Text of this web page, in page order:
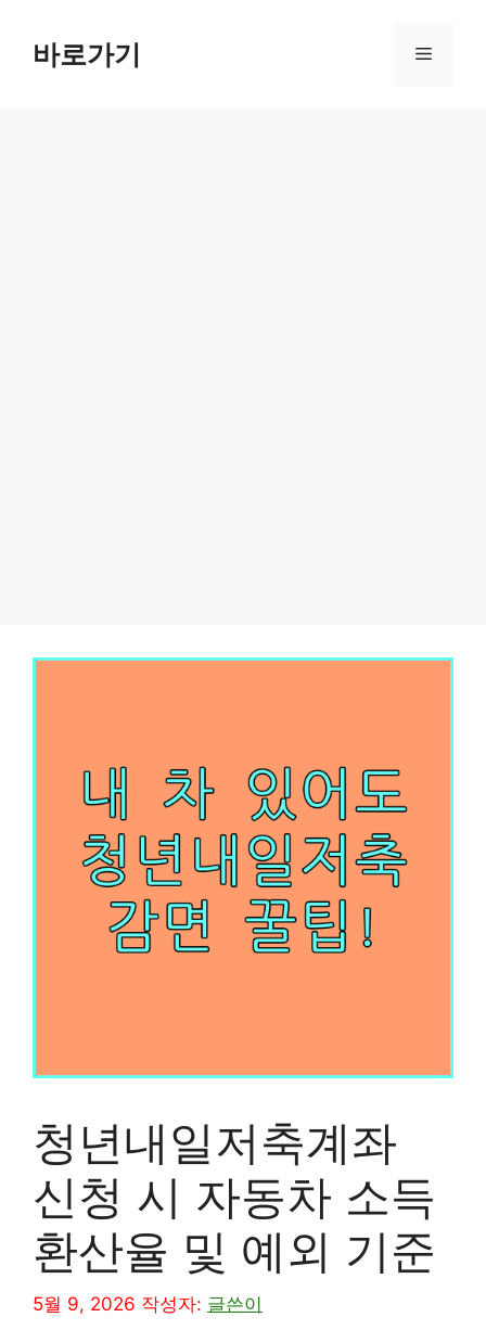
바로가기 메
청년내일저축계좌
신청 시 자동차 소득
환산율 및 예외 기준
5월 9, 2026 작성자: 글쓴이